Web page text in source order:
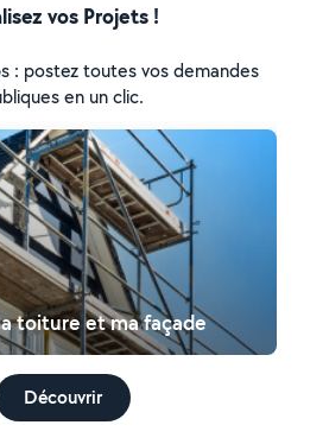
vos Projets !
: postez toutes vos demandes
en un clic.
toiture et ma façade
Découvrir